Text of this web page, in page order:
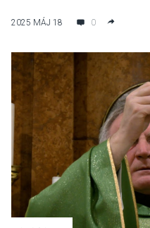
Visegrádon
2025 MÁJ 18 0